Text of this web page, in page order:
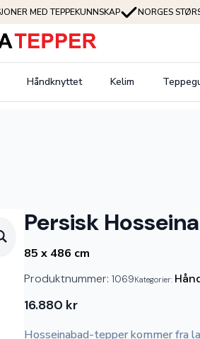
MED TEPPEKUNNSKAP NORGES
Håndknyttet Kelim
Persisk
85 x 486 cm
Produktnummer: 1069Kategorier:
16.880 kr
Hosseinabad-tepper kommer fra